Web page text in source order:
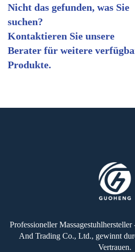
Nicht das gefunden, was Sie
suchen?
Kontaktieren Sie unsere
Berater für weitere
Produkte.
Professioneller
And Trading Co., Ltd., gewinnt
Vertrauen.